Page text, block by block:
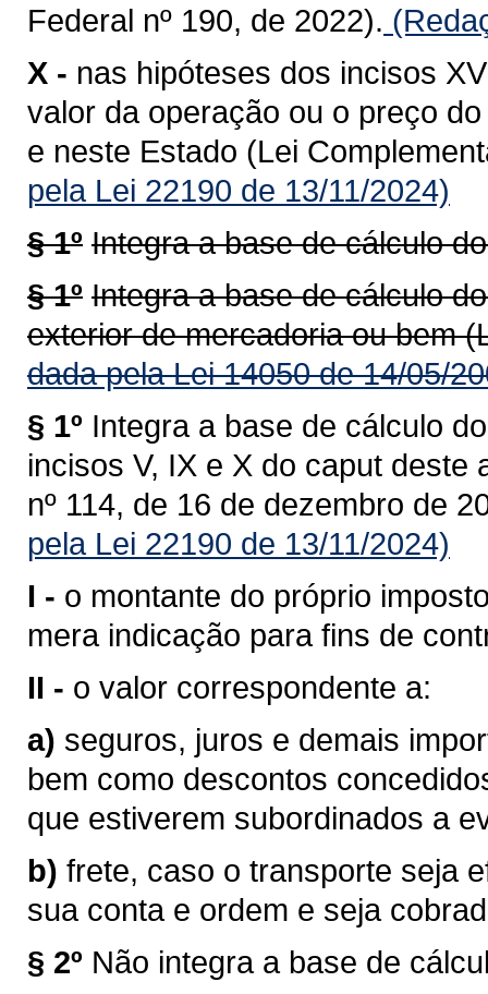
Federal nº 190, de 2022).
X - nas hipóteses dos incisos
valor da operação ou o preço
e neste Estado (Lei
pela Lei 22190 de 13/11/2024)
§ 1º Integra a base de cálculo
§ 1º Integra a base de cálculo
exterior de mercadoria ou bem
dada pela Lei 14050 de 14/05/
§ 1º Integra a base de cálculo
incisos V, IX e X do caput
nº 114, de 16 de dezembro de
pela Lei 22190 de 13/11/2024)
I - o montante do próprio
mera indicação para fins de
II - o valor correspondente a:
a) seguros, juros e demais
bem como descontos
que estiverem subordinados a
b) frete, caso o transporte seja
sua conta e ordem e seja
§ 2º Não integra a base de